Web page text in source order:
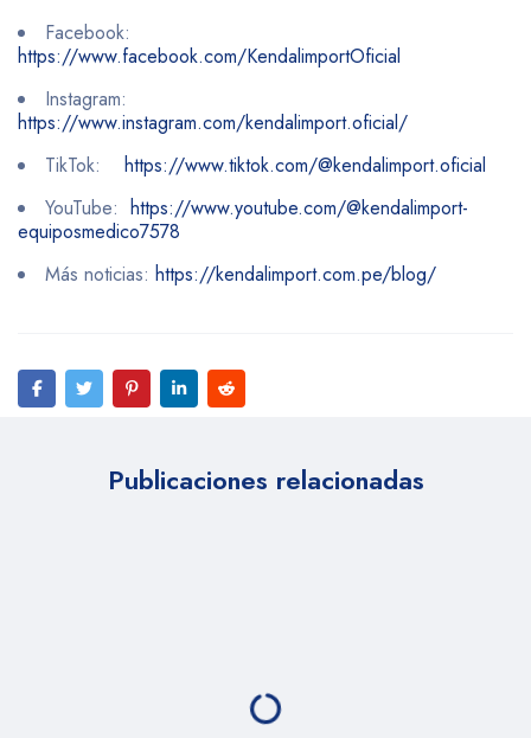
Facebook:
https://www.facebook.com/KendalimportOficial
Instagram:
https://www.instagram.com/kendalimport.oficial/
TikTok: https://www.tiktok.com/@kendalimport.oficial
YouTube: https://www.youtube.com/@kendalimport-
equiposmedico7578
Más noticias: https://kendalimport.com.pe/blog/
Publicaciones relacionadas